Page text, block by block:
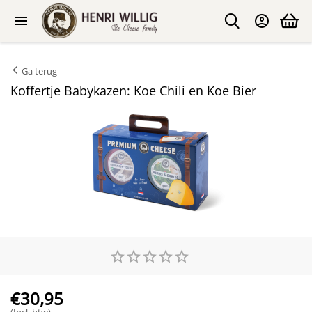
Ga terug
Koffertje Babykazen: Koe Chili en Koe Bier
€30,95